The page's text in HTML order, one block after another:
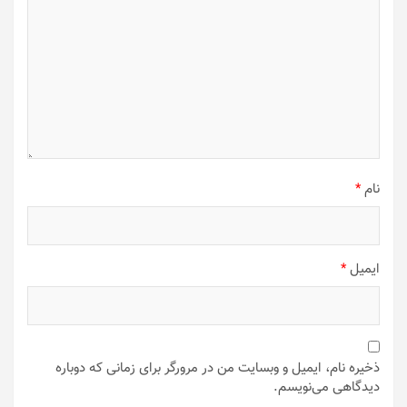
نام*
ایمیل*
ذخیره نام، ایمیل و وبسایت من در مرورگر برای زمانی که دوباره
دیدگاهی می‌نویسم.